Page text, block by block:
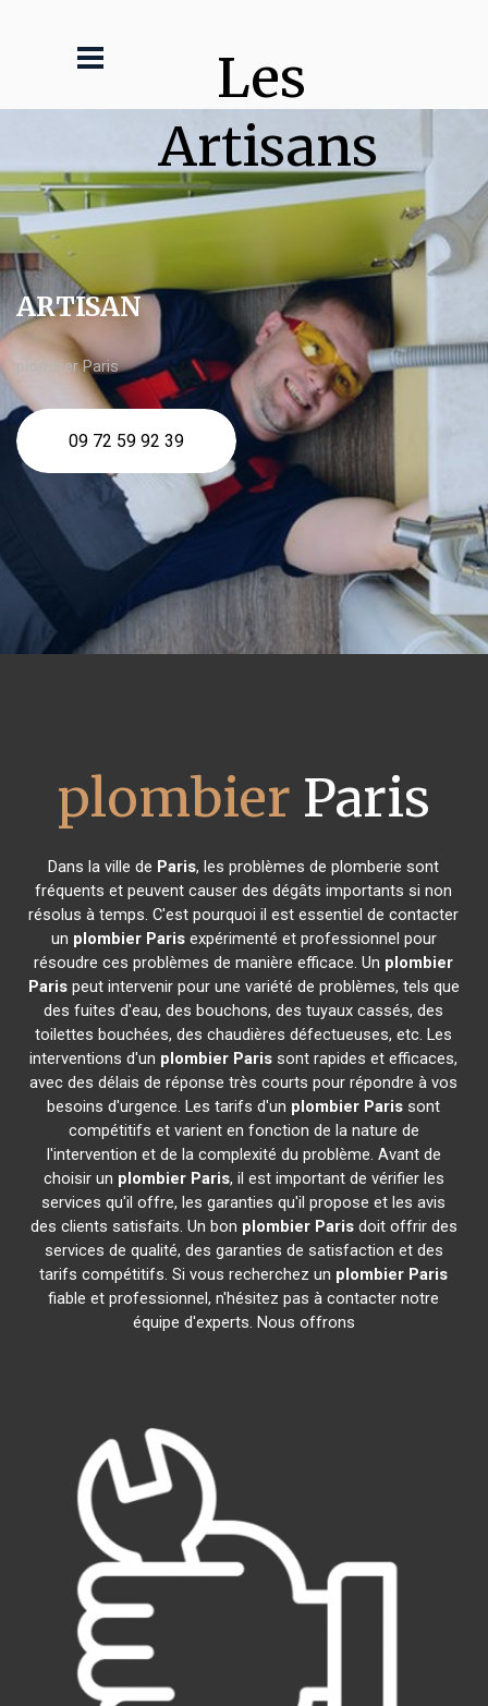
Les
Artisans
ARTISAN
plombier Paris
09 72 59 92 39
plombier Paris
Dans la ville de Paris, les problèmes de plomberie sont
fréquents et peuvent causer des dégâts importants si non
résolus à temps. C'est pourquoi il est essentiel de contacter
un plombier Parisexpérimenté et professionnel pour
résoudre ces problèmes de manière efficace. Un plombier
Parispeut intervenir pour une variété de problèmes, tels que
des fuites d'eau, des bouchons, des tuyaux cassés, des
toilettes bouchées, des chaudières défectueuses, etc. Les
interventions d'un plombier Paris sont rapides et efficaces,
avec des délais de réponse très courts pour répondre à vos
besoins d'urgence. Les tarifs d'un plombier Paris sont
compétitifs et varient en fonction de la nature de
l'intervention et de la complexité du problème. Avant de
choisir un plombier Paris, il est important de vérifier les
services qu'il offre, les garanties qu'il propose et les avis
des clients satisfaits. Un bon plombier Parisdoit offrir des
services de qualité, des garanties de satisfaction et des
tarifs compétitifs. Si vous recherchez un plombier Paris
fiable et professionnel, n'hésitez pas à contacter notre
équipe d'experts. Nous offrons